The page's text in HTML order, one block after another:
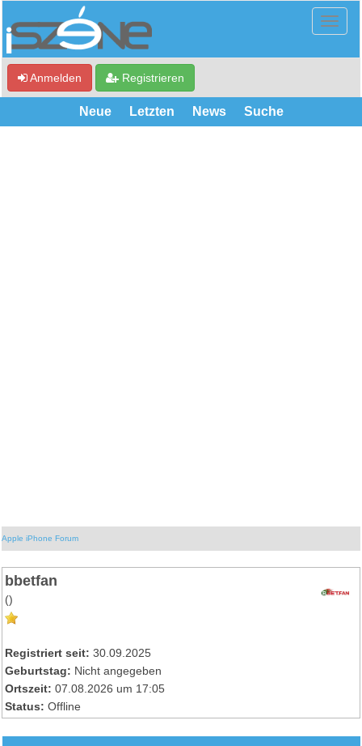
Anmelden Registrieren
Neue Letzten News Suche
Apple iPhone Forum
bbetfan
()
Registriert seit: 30.09.2025
Geburtstag: Nicht angegeben
Ortszeit: 07.08.2026 um 17:05
Status: Offline